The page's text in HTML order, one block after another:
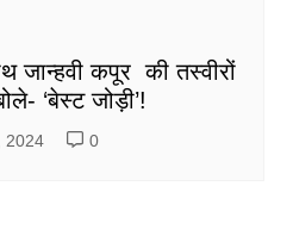
कपूर की तस्वीरों
‘बेस्ट जोड़ी’!
2024 0